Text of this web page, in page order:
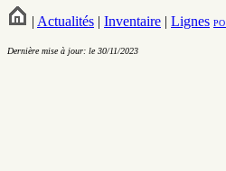
| Actualités | Inventaire | Lignes PO
Dernière mise à jour: le 30/11/2023